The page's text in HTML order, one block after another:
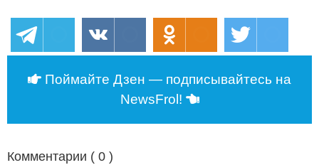
Поймайте Дзен — подписывайтесь на
NewsFrol!
Комментарии ( 0 )